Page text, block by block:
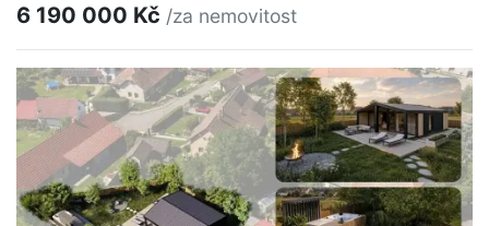
6 190 000 Kč /za nemovitost